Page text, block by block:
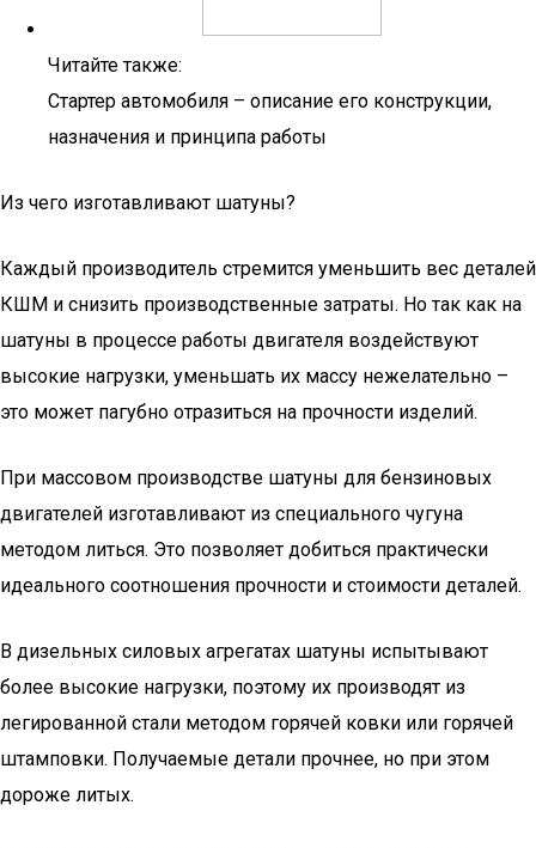
Читайте также:
Стартер автомобиля – описание его конструкции,
назначения и принципа работы
Из чего изготавливают шатуны?
Каждый производитель стремится уменьшить вес деталей
КШМ и снизить производственные затраты. Но так как на
шатуны в процессе работы двигателя воздействуют
высокие нагрузки, уменьшать их массу нежелательно –
это может пагубно отразиться на прочности изделий.
При массовом производстве шатуны для бензиновых
двигателей изготавливают из специального чугуна
методом литься. Это позволяет добиться практически
идеального соотношения прочности и стоимости деталей.
В дизельных силовых агрегатах шатуны испытывают
более высокие нагрузки, поэтому их производят из
легированной стали методом горячей ковки или горячей
штамповки. Получаемые детали прочнее, но при этом
дороже литых.